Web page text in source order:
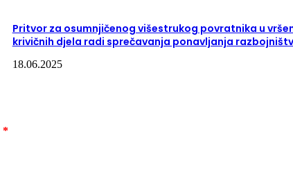
Pritvor za osumnjičenog višestrukog povratnika u
krivičnih djela radi sprečavanja ponavljanja
18.06.2025
*